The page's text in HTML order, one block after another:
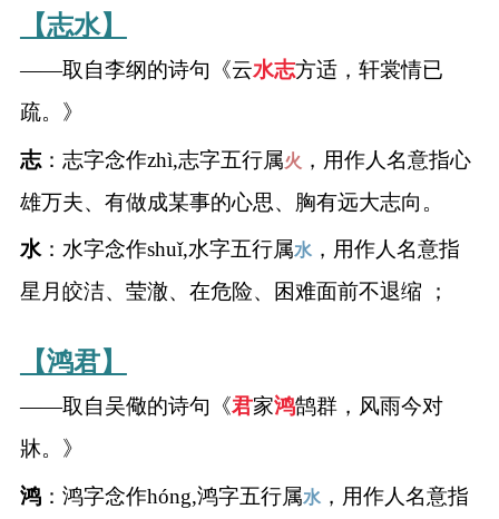
字
打
男孩名字打分
女孩名字打分
肖
起
名
【志水】
——取自李纲的诗句《云水志方适，轩裳情已
疏。》
志：志字念作zhì,志字五行属火 ，用作人名意指心
雄万夫、有做成某事的心思、胸有远大志向。
水：水字念作shuǐ,水字五行属水，用作人名意指
星月皎洁、莹澈、在危险、困难面前不退缩 ；
【鸿君】
——取自吴儆的诗句《君家鸿鹄群，风雨今对
牀。》
鸿：鸿字念作hóng,鸿字五行属水，用作人名意指